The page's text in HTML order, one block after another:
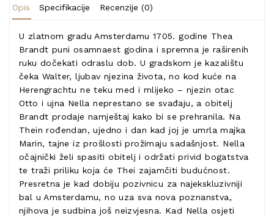
Opis Specifikacije Recenzije (0)
U zlatnom gradu Amsterdamu 1705. godine Thea
Brandt puni osamnaest godina i spremna je raširenih
ruku dočekati odraslu dob. U gradskom je kazalištu
čeka Walter, ljubav njezina života, no kod kuće na
Herengrachtu ne teku med i mlijeko – njezin otac
Otto i ujna Nella neprestano se svađaju, a obitelj
Brandt prodaje namještaj kako bi se prehranila. Na
Thein rođendan, ujedno i dan kad joj je umrla majka
Marin, tajne iz prošlosti prožimaju sadašnjost. Nella
očajnički želi spasiti obitelj i održati privid bogatstva
te traži priliku koja će Thei zajamčiti budućnost.
Presretna je kad dobiju pozivnicu za najekskluzivniji
bal u Amsterdamu, no uza sva nova poznanstva,
njihova je sudbina još neizvjesna. Kad Nella osjeti